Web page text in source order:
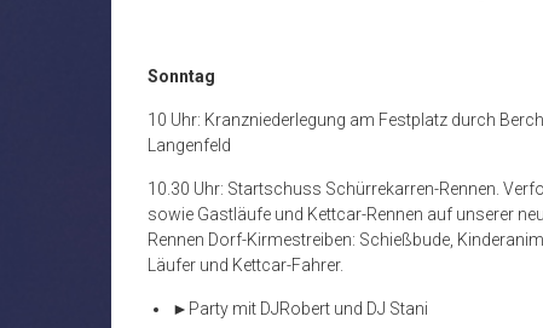
Sonntag
10 Uhr: Kranzniederlegung am Festplatz durch
Langenfeld
10.30 Uhr: Startschuss Schürrekarren-Rennen.
sowie Gastläufe und Kettcar-Rennen auf unserer
Rennen Dorf-Kirmestreiben: Schießbude,
Läufer und Kettcar-Fahrer.
► Party mit DJRobert und DJ Stani